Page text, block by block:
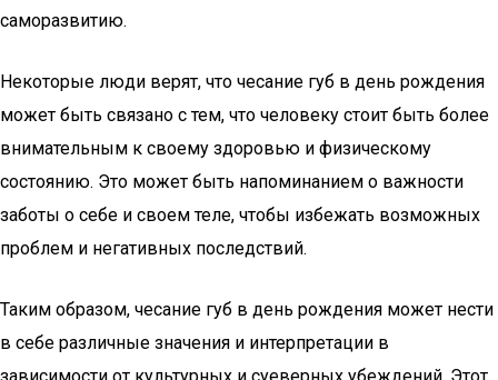
саморазвитию.
Некоторые люди верят, что чесание губ в день рождения
может быть связано с тем, что человеку стоит быть более
внимательным к своему здоровью и физическому
состоянию. Это может быть напоминанием о важности
заботы о себе и своем теле, чтобы избежать возможных
проблем и негативных последствий.
Таким образом, чесание губ в день рождения может нести
в себе различные значения и интерпретации в